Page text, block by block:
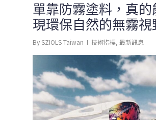
單靠防霧塗料，真的
現環保自然的無霧視
BySZIOLS Taiwan 技術指標, 最新訊息